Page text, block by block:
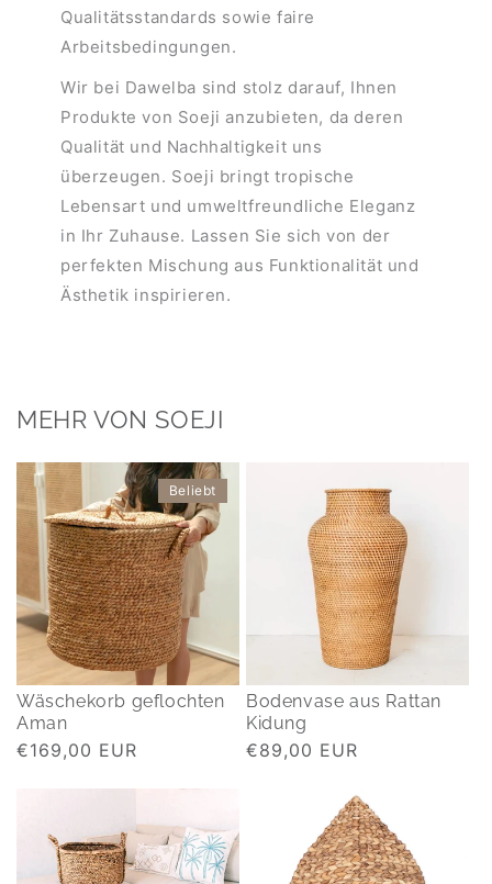
Qualitätsstandards sowie faire
Arbeitsbedingungen.
Wir bei Dawelba sind stolz darauf, Ihnen
Produkte von Soeji anzubieten, da deren
Qualität und Nachhaltigkeit uns
überzeugen. Soeji bringt tropische
Lebensart und umweltfreundliche Eleganz
in Ihr Zuhause. Lassen Sie sich von der
perfekten Mischung aus Funktionalität und
Ästhetik inspirieren.
MEHR VON SOEJI
Wäschekorb geflochten
Aman
Normaler
€169,00 EUR
Beliebt
Bodenvase aus Rattan
Kidung
Normaler
€89,00 EUR